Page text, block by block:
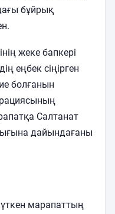
бұйрық
жеке бапкері
еңбек сіңірген
болғанын
Салтанат
дайындағаны
марапаттың